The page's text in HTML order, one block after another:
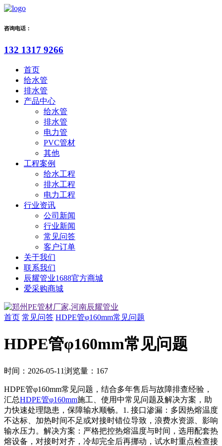
咨询电话：
132 1317 9266
首页
给水管
排水管
产品中心
给水管
排水管
电力管
PVC管材
其他
工程案例
给水工程
排水工程
电力工程
行业资讯
公司新闻
行业新闻
常见问答
客户订单
关于我们
联系我们
辰耀管业1688官方商城
爱采购商城
首页 常见问答 HDPE管φ160mm常见问题
HDPE管φ160mm常见问题
时间： 2026-05-11浏览量： 167
HDPE管φ160mm常见问题，结合多年售后与故障排查经验，
汇总HDPE管φ160mm施工、使用中常见问题及解决方案，助
力快速处理隐患，保障输水顺畅。1. 接口渗漏：多因热熔温度
不达标、加热时间不足或对接时错位导致，浪费水资源、影响
输水压力。解决方案：严格把控热熔温度与时间，选用配套热
熔设备，对接时对齐，冷却完全后再挪动，试水时重点检查接